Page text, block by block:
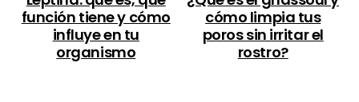
función tiene y cómo
influye en tu
organismo
cómo limpia tus
poros sin irritar el
rostro?